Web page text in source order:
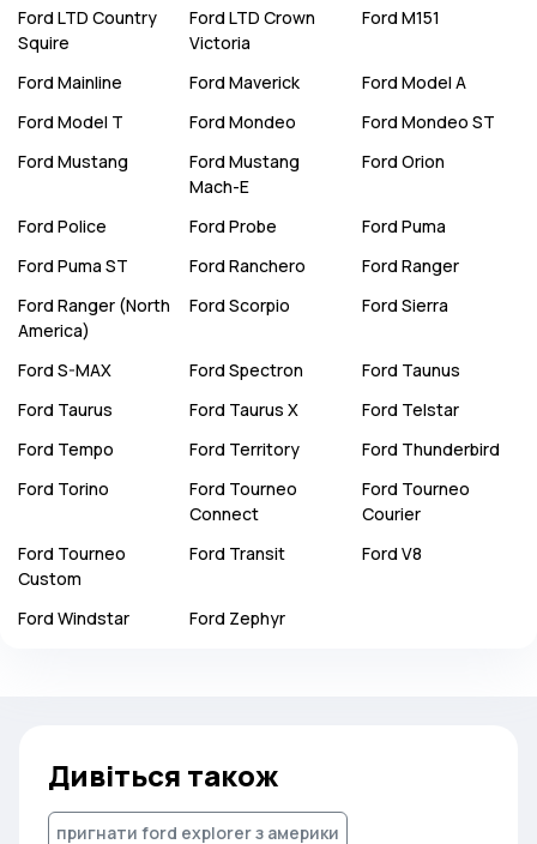
Ford LTD Country
Squire
Ford LTD Crown
Victoria
Ford M151
Ford Mainline Ford Maverick Ford Model A
Ford Model T Ford Mondeo Ford Mondeo ST
Ford Mustang Ford Mustang
Mach-E
Ford Orion
Ford Police Ford Probe Ford Puma
Ford Puma ST Ford Ranchero Ford Ranger
Ford Ranger (North
America)
Ford Scorpio Ford Sierra
Ford S-MAX Ford Spectron Ford Taunus
Ford Taurus Ford Taurus X Ford Telstar
Ford Tempo Ford Territory Ford Thunderbird
Ford Torino Ford Tourneo
Connect
Ford Tourneo
Courier
Ford Tourneo
Custom
Ford Transit Ford V8
Ford Windstar Ford Zephyr
Дивіться також
пригнати ford explorer з америки